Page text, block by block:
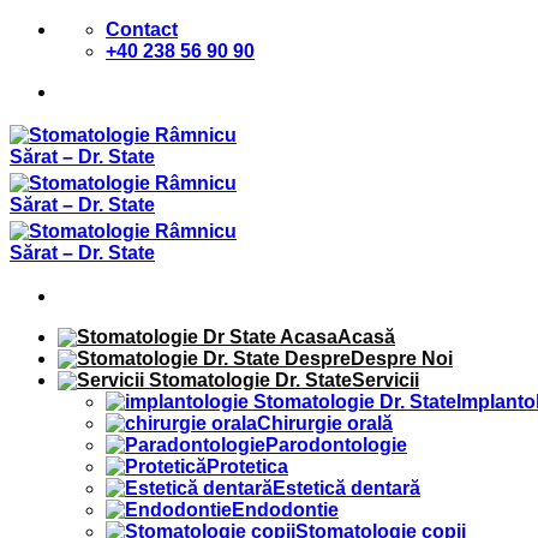
Sari
Contact
+40 238 56 90 90
Acasă
Despre Noi
Servicii
Chirurgie orală
Parodontologie
Protetica
Estetică dentară
Endodontie
Stomatologie copii